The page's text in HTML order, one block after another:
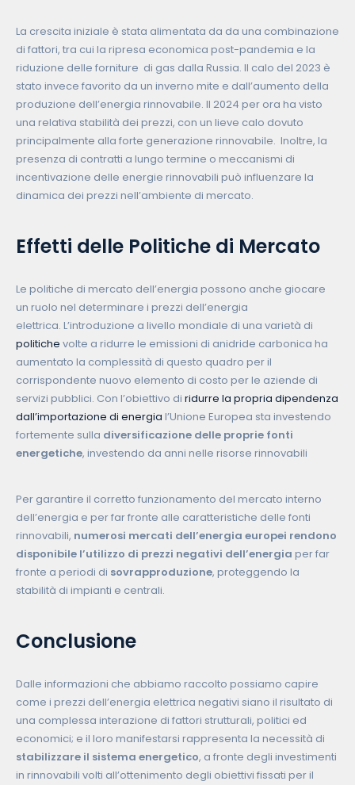
La crescita iniziale è stata alimentata da da una combinazione
di fattori, tra cui la ripresa economica post-pandemia e la
riduzione delle forniture di gas dalla Russia. Il calo del 2023 è
stato invece favorito da un inverno mite e dall’aumento della
produzione dell’energia rinnovabile. Il 2024 per ora ha visto
una relativa stabilità dei prezzi, con un lieve calo dovuto
principalmente alla forte generazione rinnovabile. Inoltre, la
presenza di contratti a lungo termine o meccanismi di
incentivazione delle energie rinnovabili può influenzare la
dinamica dei prezzi nell’ambiente di mercato.
Effetti delle Politiche di Mercato
Le politiche di mercato dell’energia possono anche giocare
un ruolo nel determinare i prezzi dell’energia
elettrica. L’introduzione a livello mondiale di una varietà di
politiche volte a ridurre le emissioni di anidride carbonica ha
aumentato la complessità di questo quadro per il
corrispondente nuovo elemento di costo per le aziende di
servizi pubblici. Con l’obiettivo di ridurre la propria dipendenza
dall’importazione di energia l’Unione Europea sta investendo
fortemente sulla diversificazione delle proprie fonti
energetiche, investendo da anni nelle risorse rinnovabili
Per garantire il corretto funzionamento del mercato interno
dell’energia e per far fronte alle caratteristiche delle fonti
rinnovabili, numerosi mercati dell’energia europei rendono
disponibile l’utilizzo di prezzi negativi dell’energia per far
fronte a periodi di sovrapproduzione, proteggendo la
stabilità di impianti e centrali.
Conclusione
Dalle informazioni che abbiamo raccolto possiamo capire
come i prezzi dell’energia elettrica negativi siano il risultato di
una complessa interazione di fattori strutturali, politici ed
economici; e il loro manifestarsi rappresenta la necessità di
stabilizzare il sistema energetico, a fronte degli investimenti
in rinnovabili volti all’ottenimento degli obiettivi fissati per il